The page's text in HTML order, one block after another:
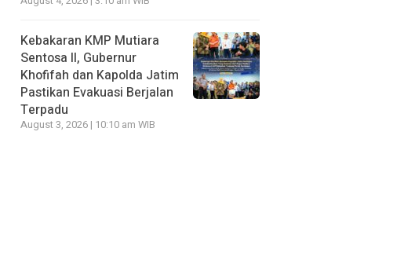
Kebakaran KMP Mutiara
Sentosa II, Gubernur
Khofifah dan Kapolda Jatim
Pastikan Evakuasi Berjalan
Terpadu
August 3, 2026 | 10:10 am WIB